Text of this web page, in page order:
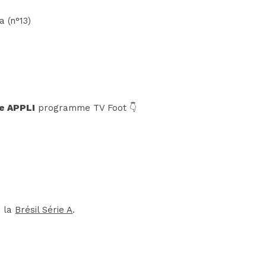
(n°13)
APPLI programme TV Foot 👇
la Brésil Série A.